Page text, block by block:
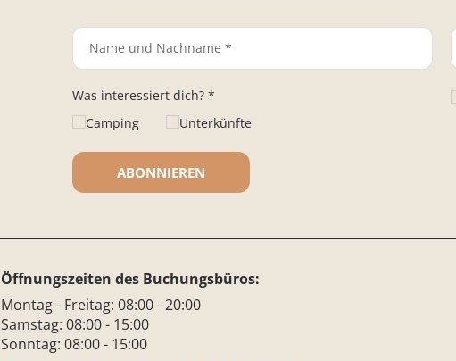
Was interessiert dich? *
Camping
Unterkünfte
Öffnungszeiten des Buchungsbüros:
Montag - Freitag: 08:00 - 20:00
Samstag: 08:00 - 15:00
Sonntag: 08:00 - 15:00